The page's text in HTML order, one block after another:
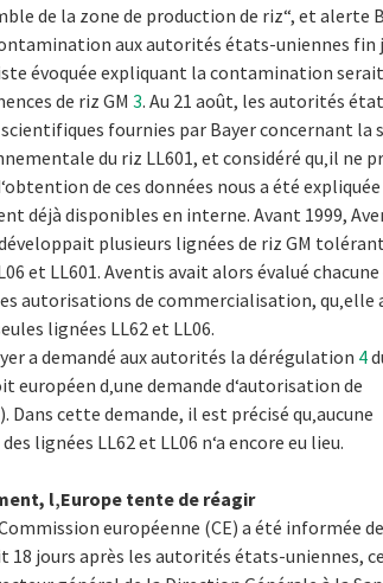
de la zone de production de riz“, et alerte
aux autorités états-uniennes
évoquée expliquant la contamination
de riz GM 3. Au 21 août, les autorités
fournies par Bayer concernant la
du riz LL601, et considéré qu‚il ne
de ces données nous a été
déjà disponibles en interne. Avant 1999,
plusieurs lignées de riz GM
et LL601. Aventis avait alors évalué chacune
autorisations de commercialisation, qu‚elle
lignées LL62 et LL06.
a demandé aux autorités la dérégulation 4
européen d‚une demande d‘autorisation de
cette demande, il est précisé qu‚aucune
lignées LL62 et LL06 n‘a encore eu lieu.
l‚Europe tente de réagir
européenne (CE) a été informée
jours après les autorités états-uniennes, ce